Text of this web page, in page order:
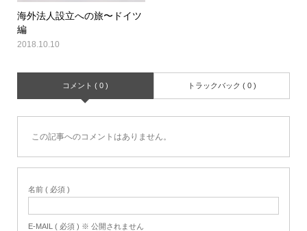
海外法人設立への旅〜ドイツ
編
2018.10.10
コメント ( 0 ) トラックバック ( 0 )
この記事へのコメントはありません。
名前 ( 必須 )
E-MAIL ( 必須 ) ※ 公開されません